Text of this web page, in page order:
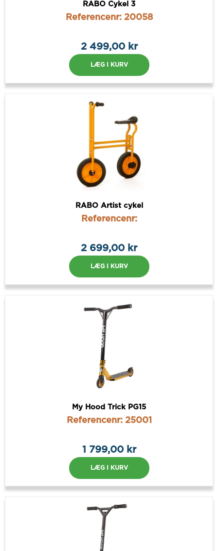
RABO Cykel 3
Referencenr: 20058
2 499,00 kr
LÆG I KURV
RABO Artist cykel
Referencenr:
2 699,00 kr
LÆG I KURV
My Hood Trick PG15
Referencenr: 25001
1 799,00 kr
LÆG I KURV